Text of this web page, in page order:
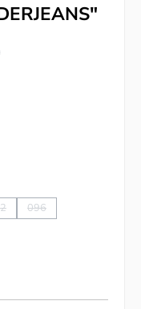
nicht verfügbar.)
nicht verfügbar.)
ist zurzeit nicht verfügbar.)
Option ist zurzeit nicht
096(Diese Option ist zurzeit